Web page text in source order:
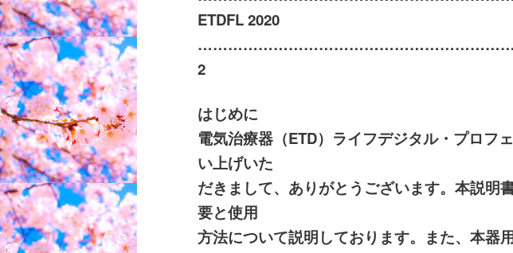
ETDFL 2020
2
はじめに
電気治療器（ETD）ライフデジタル・プロフ
い上げいた
だきまして、ありがとうございます。本説明
要と使用
方法について説明しております。また、本器